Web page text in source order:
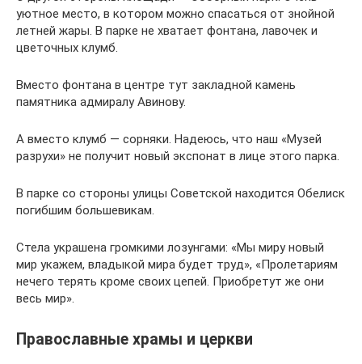
уютное место, в котором можно спасаться от знойной
летней жары. В парке не хватает фонтана, лавочек и
цветочных клумб.
Вместо фонтана в центре тут закладной камень
памятника адмиралу Авинову.
А вместо клумб — сорняки. Надеюсь, что наш «Музей
разрухи» не получит новый экспонат в лице этого парка.
В парке со стороны улицы Советской находится Обелиск
погибшим большевикам.
Стела украшена громкими лозунгами: «Мы миру новый
мир укажем, владыкой мира будет труд», «Пролетариям
нечего терять кроме своих цепей. Приобретут же они
весь мир».
Православные храмы и церкви